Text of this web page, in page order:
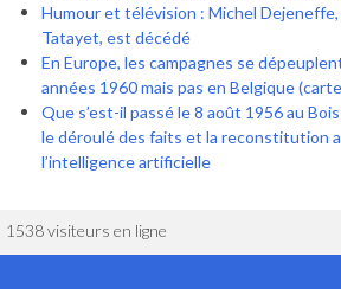
Humour et télévision : Michel Dejeneffe,
Tatayet, est décédé
En Europe, les campagnes se
années 1960 mais pas en Belgique
Que s’est-il passé le 8 août 1956 au
le déroulé des faits et la reconstitution
l’intelligence artificielle
1538 visiteurs en ligne